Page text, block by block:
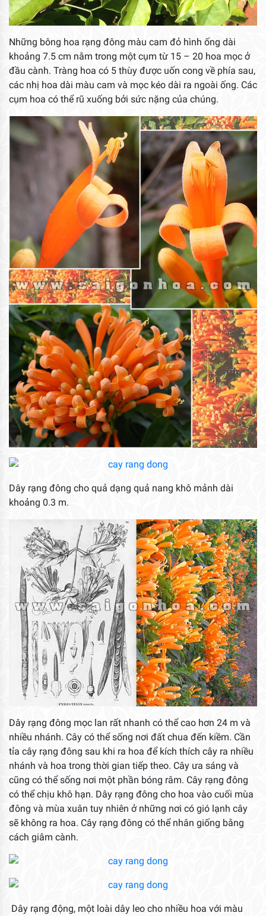
Những bông hoa rạng đông màu cam đỏ hình ống dài
khoảng 7.5 cm nằm trong một cụm từ 15 – 20 hoa mọc ở
đầu cành. Tràng hoa có 5 thùy được uốn cong về phía sau,
các nhị hoa dài màu cam và mọc kéo dài ra ngoài ống. Các
cụm hoa có thể rũ xuống bởi sức nặng của chúng.
Dây rạng đông cho quả dạng quả nang khô mảnh dài
khoảng 0.3 m.
Dây rạng đông mọc lan rất nhanh có thể cao hơn 24 m và
nhiều nhánh. Cây có thể sống nơi đất chua đến kiềm. Cần
tỉa cây rạng đông sau khi ra hoa để kích thích cây ra nhiều
nhánh và hoa trong thời gian tiếp theo. Cây ưa sáng và
cũng có thể sống nơi một phần bóng râm. Cây rạng đông
có thể chịu khô hạn. Dây rạng đông cho hoa vào cuối mùa
đông và mùa xuân tuy nhiên ở những nơi có gió lạnh cây
sẽ không ra hoa. Cây rạng đông có thể nhân giống bằng
cách giâm cành.
Dây rạng động, một loài dây leo cho nhiều hoa với màu